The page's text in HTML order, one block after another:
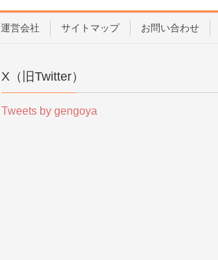
運営会社 サイトマップ お問い合わせ
X（旧Twitter）
Tweets by gengoya